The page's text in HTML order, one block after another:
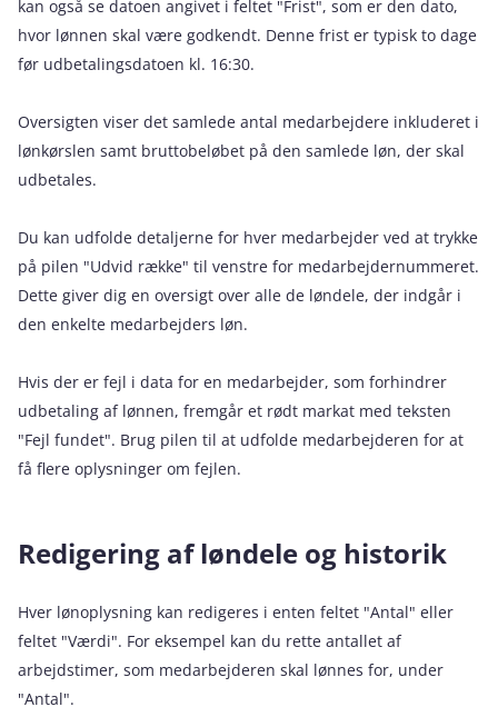
kan også se datoen angivet i feltet "Frist", som er den dato,
hvor lønnen skal være godkendt. Denne frist er typisk to dage
før udbetalingsdatoen kl. 16:30.
Oversigten viser det samlede antal medarbejdere inkluderet i
lønkørslen samt bruttobeløbet på den samlede løn, der skal
udbetales.
Du kan udfolde detaljerne for hver medarbejder ved at trykke
på pilen "Udvid række" til venstre for medarbejdernummeret.
Dette giver dig en oversigt over alle de løndele, der indgår i
den enkelte medarbejders løn.
Hvis der er fejl i data for en medarbejder, som forhindrer
udbetaling af lønnen, fremgår et rødt markat med teksten
"Fejl fundet". Brug pilen til at udfolde medarbejderen for at
få flere oplysninger om fejlen.
Redigering af løndele og historik
Hver lønoplysning kan redigeres i enten feltet "Antal" eller
feltet "Værdi". For eksempel kan du rette antallet af
arbejdstimer, som medarbejderen skal lønnes for, under
"Antal".